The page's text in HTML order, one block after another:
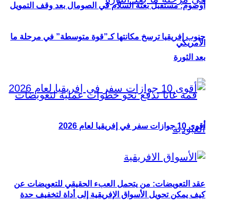
أوصوم: مستقبل بعثة السلام في الصومال بعد وقف التمويل
الأمريكي
عقد التعويضات: من يتحمل العبء الحقيقي للتعويضات عن
جنوب إفريقيا ترسخ مكانتها كـ”قوة متوسطة” في مرحلة ما
بعد الثورة
أقوى 10 جوازات سفر في إفريقيا لعام 2026
كيف يمكن تحويل الأسواق الإفريقية إلى أداة لتخفيف حدة